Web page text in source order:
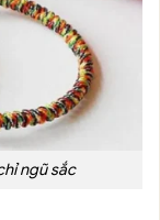
ngũ sắc